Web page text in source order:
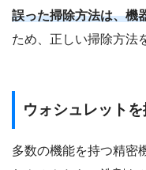
誤った掃除方法は、機
ため、正しい掃除方法
ウォシュレット
多数の機能を持つ精密